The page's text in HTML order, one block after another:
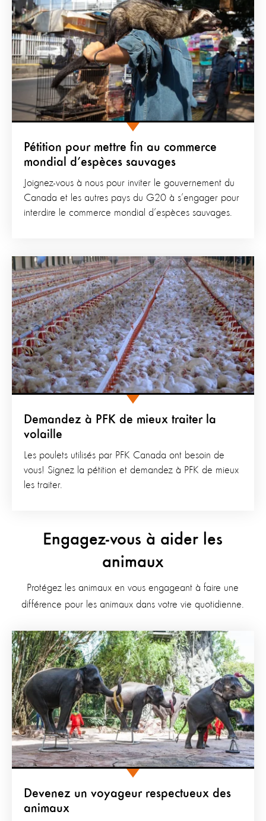
Pétition pour mettre fin au commerce
mondial d’espèces sauvages
Joignez-vous à nous pour inviter le gouvernement du
Canada et les autres pays du G20 à s’engager pour
interdire le commerce mondial d’espèces sauvages.
Demandez à PFK de mieux traiter la
volaille
Les poulets utilisés par PFK Canada ont besoin de
vous! Signez la pétition et demandez à PFK de mieux
les traiter.
Engagez-vous à aider les
animaux
Protégez les animaux en vous engageant à faire une
différence pour les animaux dans votre vie quotidienne.
Devenez un voyageur respectueux des
animaux